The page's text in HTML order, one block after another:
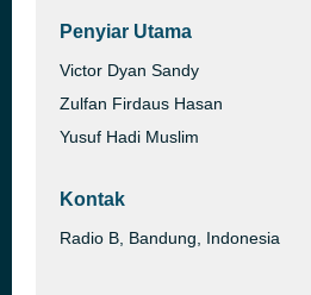
Penyiar Utama
Victor Dyan Sandy
Zulfan Firdaus Hasan
Yusuf Hadi Muslim
Kontak
Radio B, Bandung, Indonesia